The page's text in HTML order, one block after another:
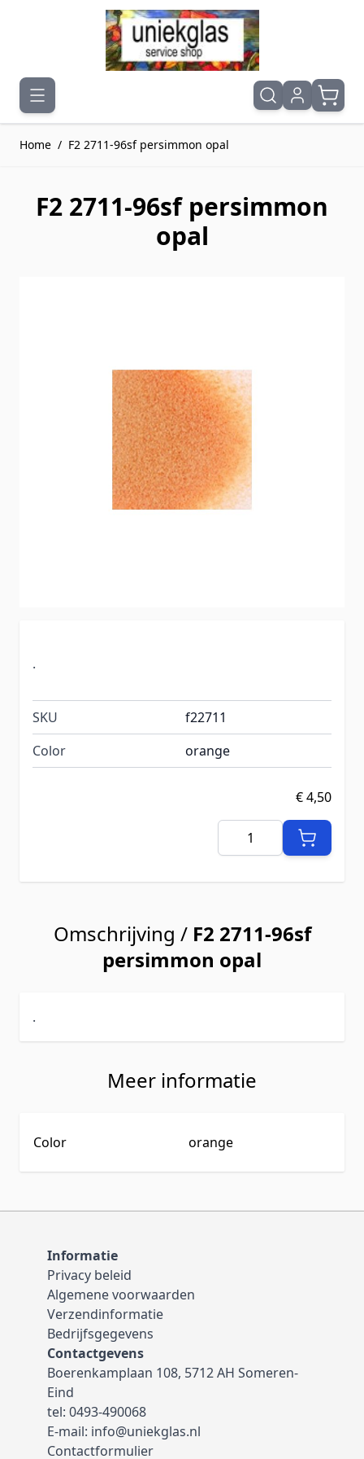
Ga naar de inhoud
Home / F2 2711-96sf persimmon opal
F2 2711-96sf persimmon
opal
.
SKU
f22711
Color
orange
€ 4,50
Aantal
Omschrijving / F2 2711-96sf
persimmon opal
.
Meer informatie
Color orange
Informatie
Privacy beleid
Algemene voorwaarden
Verzendinformatie
Bedrijfsgegevens
Contactgevens
Boerenkamplaan 108, 5712 AH Someren-
Eind
tel: 0493-490068
E-mail: info@uniekglas.nl
Contactformulier